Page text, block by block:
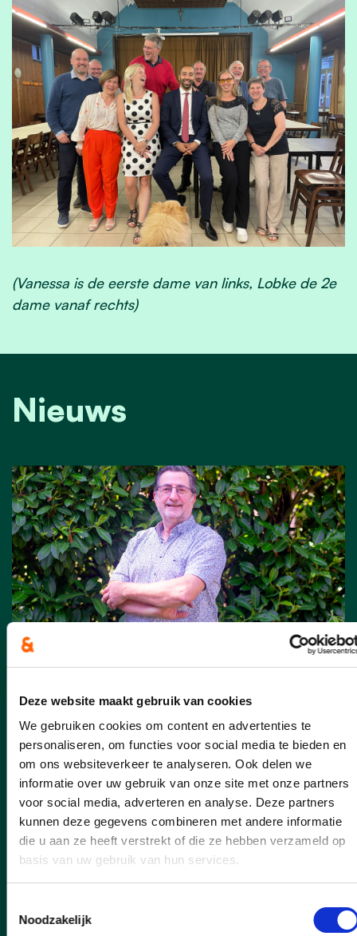
Deze website maakt gebruik van cookies
We gebruiken cookies om content en advertenties te
personaliseren, om functies voor social media te bieden en
om ons websiteverkeer te analyseren. Ook delen we
informatie over uw gebruik van onze site met onze partners
voor social media, adverteren en analyse. Deze partners
kunnen deze gegevens combineren met andere informatie
die u aan ze heeft verstrekt of die ze hebben verzameld op
basis van uw gebruik van hun services.
Noodzakelijk
(Vanessa is de eerste dame van links, Lobke de 2e
dame vanaf rechts)
Nieuws
Eerste ervaring met de
“deelwagens” in
Boortmeerbeek: doe zelf
ook eens een test !
Hoe werkt dat nu eigenlijk : de
deelwagens van KLIMAAN aan het
station van Boortmeerbeek? Ik was
benieuwd hoe het systeem werkte; en al
bijzonder gebruiksvriendelijk is.